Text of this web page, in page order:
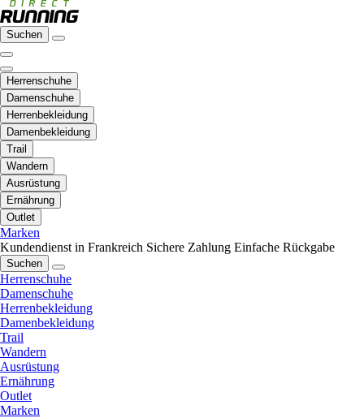
Suchen
Herrenschuhe
Damenschuhe
Herrenbekleidung
Damenbekleidung
Trail
Wandern
Ausrüstung
Ernährung
Outlet
Marken
Kundendienst in Frankreich Sichere Zahlung Einfache Rückgabe
Suchen
Herrenschuhe
Damenschuhe
Herrenbekleidung
Damenbekleidung
Trail
Wandern
Ausrüstung
Ernährung
Outlet
Marken